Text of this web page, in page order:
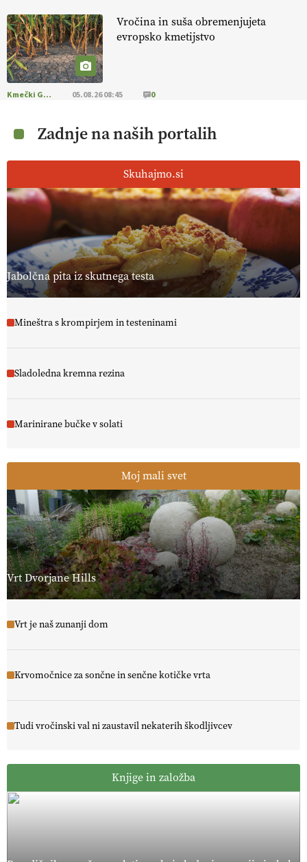
Vročina in suša obremenjujeta
evropsko kmetijstvo
Kmečki Glas 05.08.26 08:45 0
Zadnje na naših portalih
Skuhajmo.si
Jabolčna pita iz skutnega testa
Mineštra s krompirjem in testeninami
Sladoledna kremna rezina
Marinirane bučke v solati
Moj mali svet
Vrt Dvorjane Hills
Vrt je naš zunanji dom
Krvomočnice za sončne in senčne kotičke vrta
Tudi vročinski val ni zaustavil nekaterih škodljivcev
Knjige in založba